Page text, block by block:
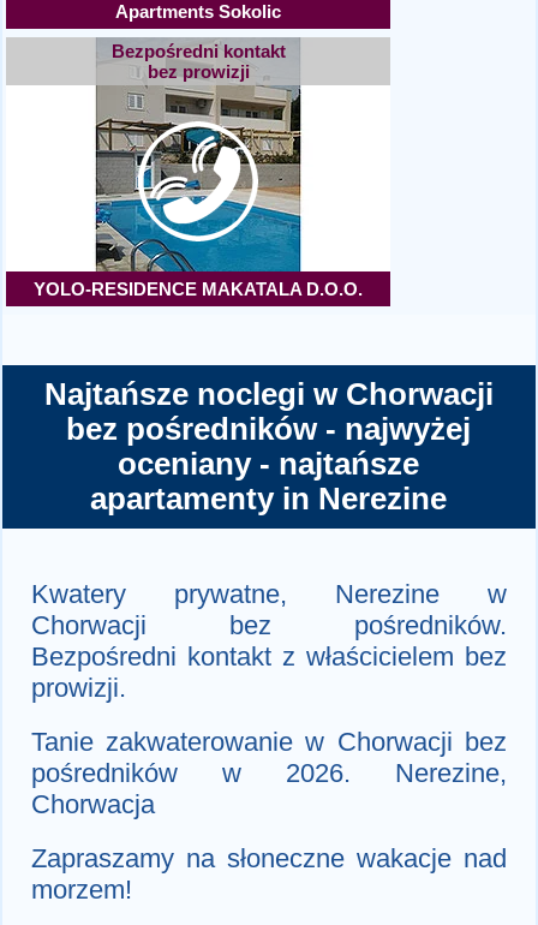
Apartments Sokolic
YOLO-RESIDENCE MAKATALA D.O.O.
Bezpośredni kontakt
bez prowizji
Najtańsze noclegi w Chorwacji
bez pośredników - najwyżej
oceniany - najtańsze
apartamenty in Nerezine
Kwatery prywatne, Nerezine w
Chorwacji bez pośredników.
Bezpośredni kontakt z właścicielem bez
prowizji.
Tanie zakwaterowanie w Chorwacji bez
pośredników w 2026. Nerezine,
Chorwacja
Zapraszamy na słoneczne wakacje nad
morzem!